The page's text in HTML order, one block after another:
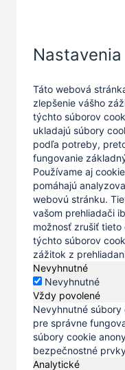
Táto webová
zlepšenie vášho
týchto súborov
ukladajú súbory
podľa potreby,
fungovanie
Používame aj
pomáhajú
webovú stránku.
vašom prehliadači
možnosť zrušiť tieto
týchto súborov
zážitok z
Nevyhnutné
Nevyhnutné
Vždy povolené
Nevyhnutné
pre správne
súbory cookie
bezpečnostné
Analytické